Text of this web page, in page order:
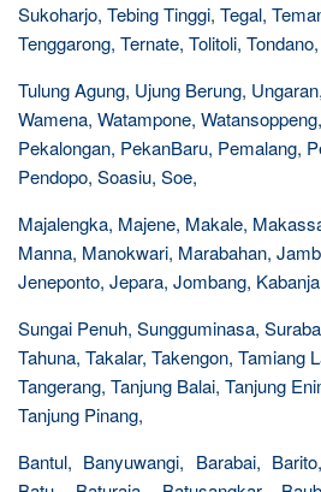
Sukoharjo, Tebing Tinggi, Tegal,
Tenggarong, Ternate, Tolitoli,
Tulung Agung, Ujung Berung,
Wamena, Watampone,
Pekalongan, PekanBaru, Pemalang,
Pendopo, Soasiu, Soe,
Majalengka, Majene, Makale,
Manna, Manokwari, Marabahan,
Jeneponto, Jepara, Jombang,
Sungai Penuh, Sungguminasa,
Tahuna, Takalar, Takengon, Tamiang
Tangerang, Tanjung Balai, Tanjung
Tanjung Pinang,
Bantul, Banyuwangi, Barabai,